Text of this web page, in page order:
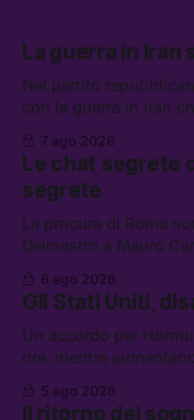
La guerra in Iran
Nel partito
con la guerra in Iran
lavoro, Schlein prova
che cos’è lo
7 ago 2026
Le chat segrete
segrete
La procura di Roma
Delmastro a Mauro
attacchi in Libano, il
flessibilità in armi e
abbandonata
6 ago 2026
Gli Stati Uniti,
Un accordo per
ore, mentre
chi aspetta i dispersi
5 ago 2026
Il ritorno del